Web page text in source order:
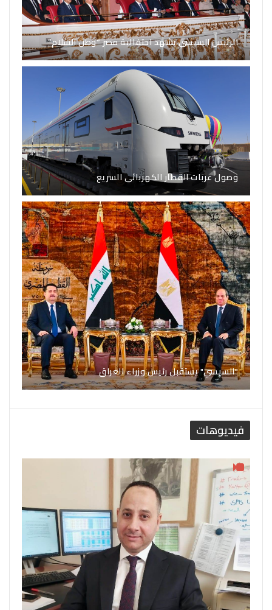
الرئيس السيسي يشهد احتفالية مصر “وطن السلام”
وصول عربات القطار الكهربائى السريع
"السيسي" يستقبل رئيس وزراء العراق
فيديوهات